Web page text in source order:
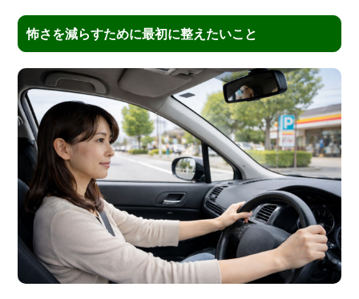
怖さを減らすために最初に整えたいこと